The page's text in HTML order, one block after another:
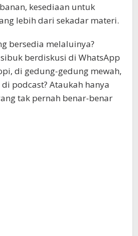
kesediaan untuk
lebih dari sekadar materi.
bersedia melaluinya?
berdiskusi di WhatsApp
di gedung-gedung mewah,
podcast? Ataukah hanya
tak pernah benar-benar